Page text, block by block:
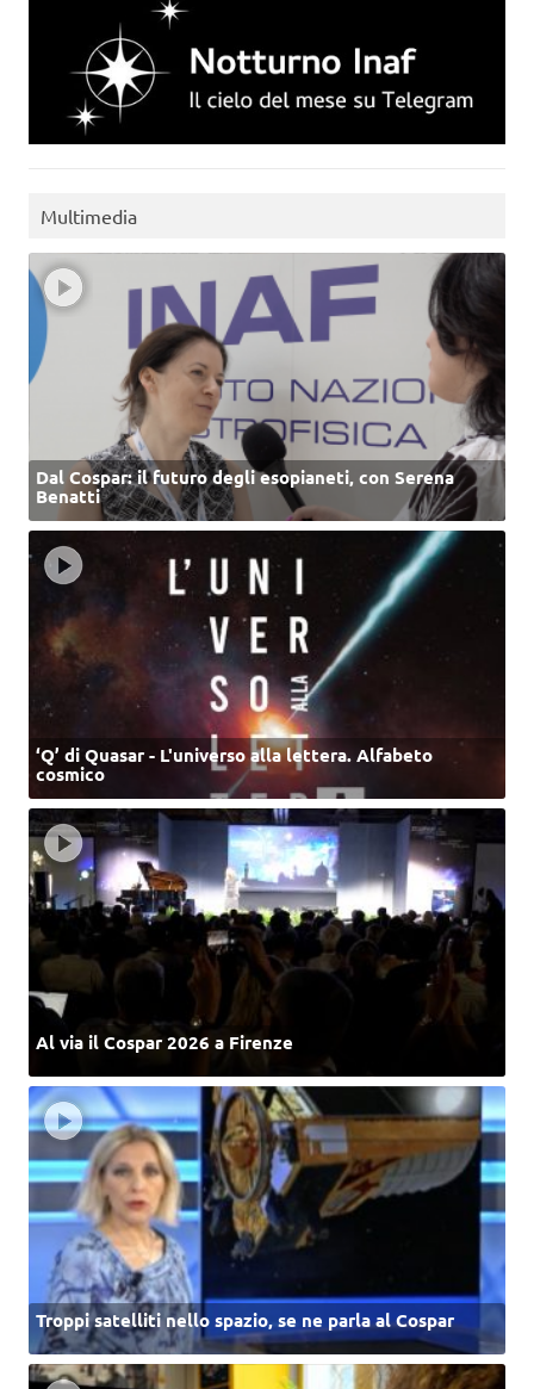
Multimedia
Dal Cospar: il futuro degli esopianeti, con Serena
Benatti
‘Q’ di Quasar - L'universo alla lettera. Alfabeto
cosmico
Al via il Cospar 2026 a Firenze
Troppi satelliti nello spazio, se ne parla al Cospar